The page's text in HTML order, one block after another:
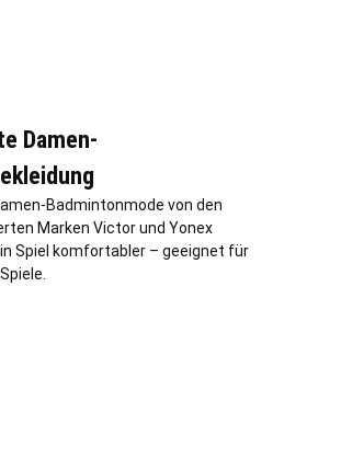
Damen-
Badmintonmode von den
Marken Victor und Yonex
Spiel komfortabler – geeignet für